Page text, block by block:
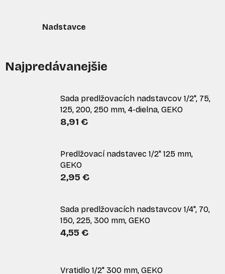
Nadstavce
Najpredávanejšie
Sada predlžovacích nadstavcov 1/2", 75,
125, 200, 250 mm, 4-dielna, GEKO
8,91 €
Predlžovací nadstavec 1/2" 125 mm,
GEKO
2,95 €
Sada predlžovacích nadstavcov 1/4", 70,
150, 225, 300 mm, GEKO
4,55 €
Vratidlo 1/2" 300 mm, GEKO